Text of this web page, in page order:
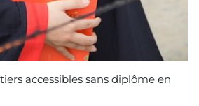
accessibles sans diplôme en